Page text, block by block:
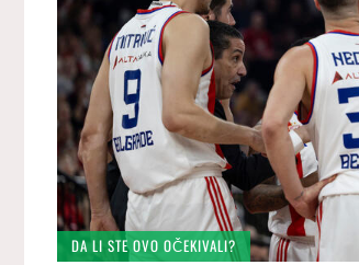
DA LI STE OVO OČEKIVALI?